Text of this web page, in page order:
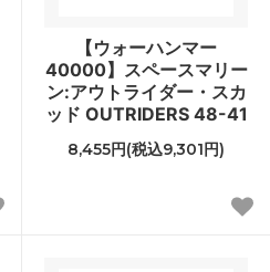
【ウォーハンマー
40000】スペースマリー
ン:アウトライダー・スカ
ッド OUTRIDERS 48-41
8,455円(税込9,301円)